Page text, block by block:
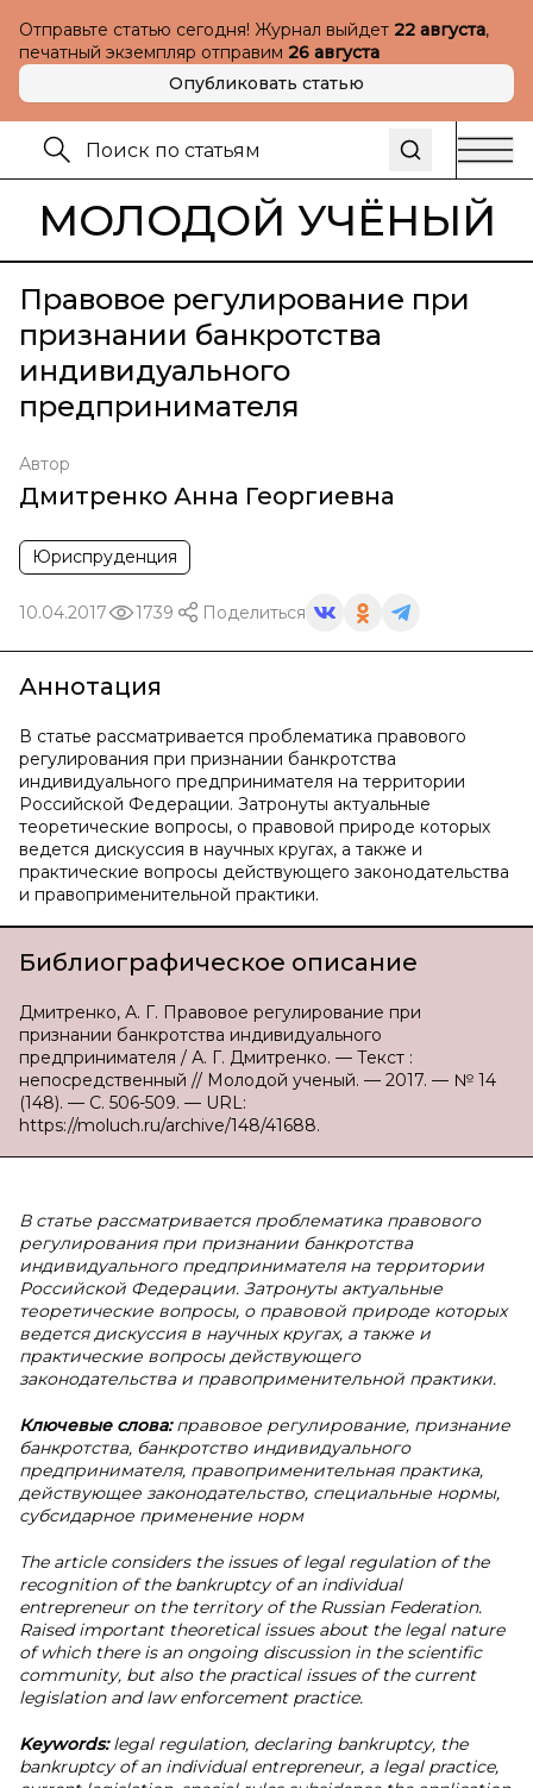
Отправьте статью сегодня! Журнал выйдет 22 августа,
печатный экземпляр отправим 26 августа
Опубликовать статью
МОЛОДОЙ УЧЁНЫЙ
Правовое регулирование при
признании банкротства
индивидуального
предпринимателя
Автор
Дмитренко Анна Георгиевна
Юриспруденция
10.04.2017 1739 Поделиться
Аннотация
В статье рассматривается проблематика правового
регулирования при признании банкротства
индивидуального предпринимателя на территории
Российской Федерации. Затронуты актуальные
теоретические вопросы, о правовой природе которых
ведется дискуссия в научных кругах, а также и
практические вопросы действующего законодательства
и правоприменительной практики.
Библиографическое описание
Дмитренко, А. Г. Правовое регулирование при
признании банкротства индивидуального
предпринимателя / А. Г. Дмитренко. — Текст :
непосредственный // Молодой ученый. — 2017. — № 14
(148). — С. 506-509. — URL:
https://moluch.ru/archive/148/41688.
В статье рассматривается проблематика правового
регулирования при признании банкротства
индивидуального предпринимателя на территории
Российской Федерации. Затронуты актуальные
теоретические вопросы, о правовой природе которых
ведется дискуссия в научных кругах, а также и
практические вопросы действующего
законодательства и правоприменительной практики.
Ключевые слова:правовое регулирование, признание
банкротства, банкротство индивидуального
предпринимателя, правоприменительная практика,
действующее законодательство, специальные нормы,
субсидарное применение норм
The article considers the issues of legal regulation of the
recognition of the bankruptcy of an individual
entrepreneur on the territory of the Russian Federation.
Raised important theoretical issues about the legal nature
of which there is an ongoing discussion in the scientific
community, but also the practical issues of the current
legislation and law enforcement practice.
Keywords:legal regulation, declaring bankruptcy, the
bankruptcy of an individual entrepreneur, a legal practice,